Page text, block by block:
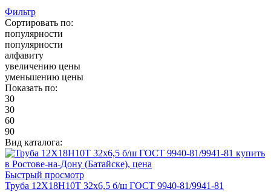
Фильтр
Сортировать по:
популярности
популярности
алфавиту
увеличению цены
уменьшению цены
Показать по:
30
30
60
90
Вид каталога:
Быстрый просмотр
Труба 12Х18Н10Т 32х6,5 б/ш ГОСТ 9940-81/9941-81